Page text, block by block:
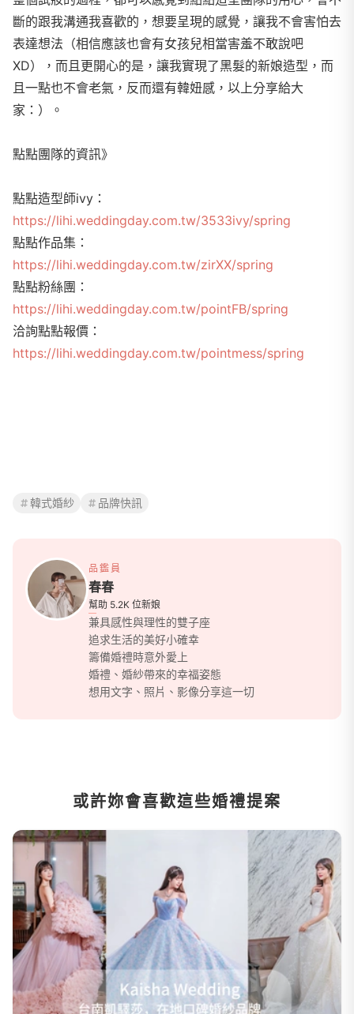
斷的跟我溝通我喜歡的，想要呈現的感覺，讓我不會害怕去
表達想法（相信應該也會有女孩兒相當害羞不敢說吧
XD），而且更開心的是，讓我實現了黑髮的新娘造型，而
且一點也不會老氣，反而還有韓妞感，以上分享給大
家：）。
點點團隊的資訊》
點點造型師ivy：
https://lihi.weddingday.com.tw/3533ivy/spring
點點作品集：
https://lihi.weddingday.com.tw/zirXX/spring
點點粉絲團：
https://lihi.weddingday.com.tw/pointFB/spring
洽詢點點報價：
https://lihi.weddingday.com.tw/pointmess/spring
韓式婚紗 品牌快訊
品鑑員
春春
幫助 5.2K 位新娘
兼具感性與理性的雙子座
追求生活的美好小確幸
籌備婚禮時意外愛上
婚禮、婚紗帶來的幸福姿態
想用文字、照片、影像分享這一切
或許妳會喜歡這些婚禮提案